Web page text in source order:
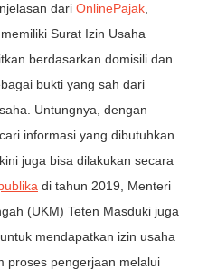
dari OnlinePajak,
Surat Izin Usaha
berdasarkan domisili dan
bukti yang sah dari
Untungnya, dengan
informasi yang dibutuhkan
juga bisa dilakukan secara
di tahun 2019, Menteri
(UKM) Teten Masduki juga
mendapatkan izin usaha
proses pengerjaan melalui